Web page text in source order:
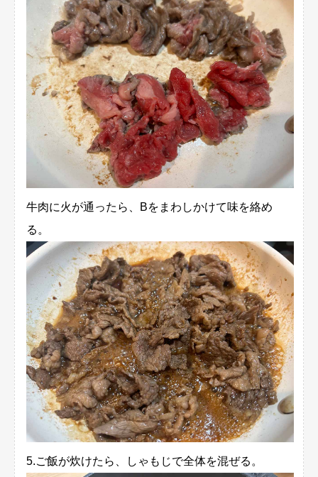
牛肉に火が通ったら、Bをまわしかけて味を絡め
る。
5.ご飯が炊けたら、しゃもじで全体を混ぜる。